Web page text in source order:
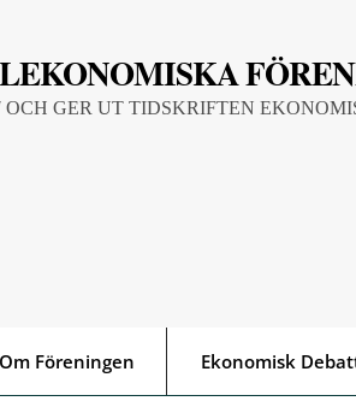
GER UT TIDSKRIFTEN
Om Föreningen Ekonomisk